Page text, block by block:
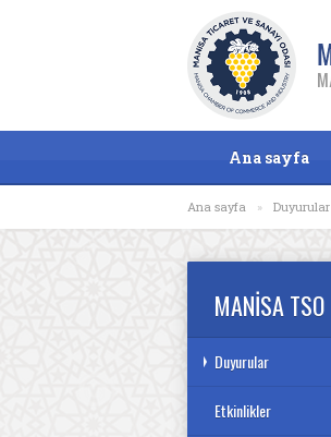
Ana sayfa
Ana sayfa » Duyurular
MANİSA TSO
Duyurular
Etkinlikler